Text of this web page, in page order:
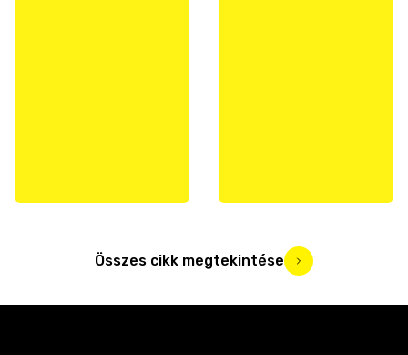
Összes cikk megtekintése